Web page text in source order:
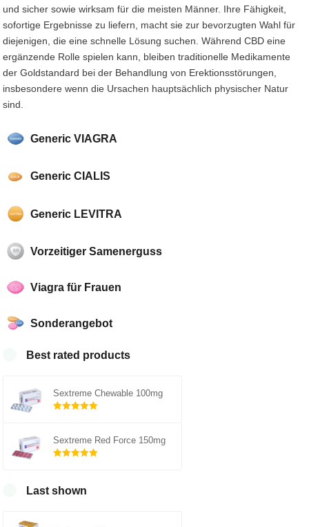
Generic VIAGRA
Generic CIALIS
Generic LEVITRA
Vorzeitiger Samenerguss
Viagra für Frauen
Sonderangebot
Best rated products
Sextreme Chewable 100mg
Sextreme Red Force 150mg
Last shown
und sicher sowie wirksam für die meisten Männer. Ihre Fähigkeit,
sofortige Ergebnisse zu liefern, macht sie zur bevorzugten Wahl für
diejenigen, die eine schnelle Lösung suchen. Während CBD eine
ergänzende Rolle spielen kann, bleiben traditionelle Medikamente
der Goldstandard bei der Behandlung von Erektionsstörungen,
insbesondere wenn die Ursachen hauptsächlich physischer Natur
sind.